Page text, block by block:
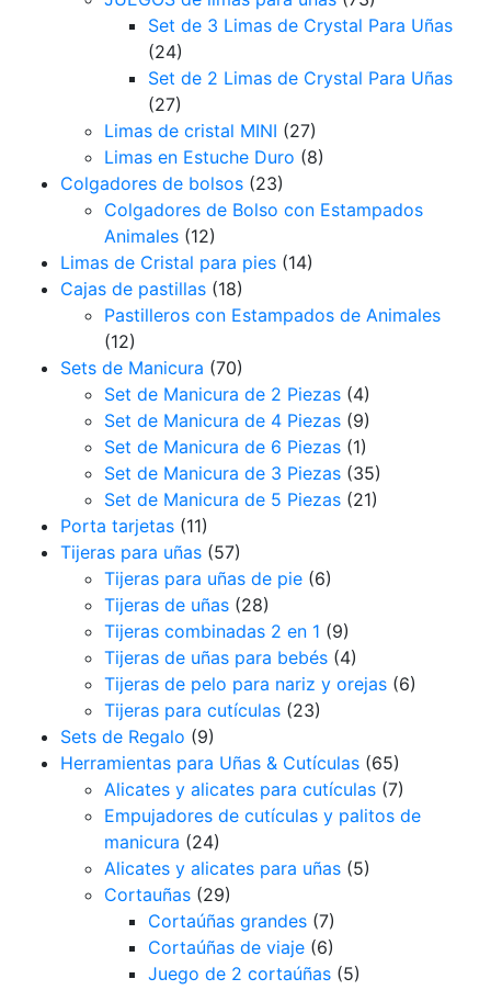
Set de 3 Limas de Crystal Para Uñas
(24)
Set de 2 Limas de Crystal Para Uñas
(27)
Limas de cristal MINI (27)
Limas en Estuche Duro (8)
Colgadores de bolsos (23)
Colgadores de Bolso con Estampados
Animales (12)
Limas de Cristal para pies (14)
Cajas de pastillas (18)
Pastilleros con Estampados de Animales
(12)
Sets de Manicura (70)
Set de Manicura de 2 Piezas (4)
Set de Manicura de 4 Piezas (9)
Set de Manicura de 6 Piezas (1)
Set de Manicura de 3 Piezas (35)
Set de Manicura de 5 Piezas (21)
Porta tarjetas (11)
Tijeras para uñas (57)
Tijeras para uñas de pie (6)
Tijeras de uñas (28)
Tijeras combinadas 2 en 1 (9)
Tijeras de uñas para bebés (4)
Tijeras de pelo para nariz y orejas (6)
Tijeras para cutículas (23)
Sets de Regalo (9)
Herramientas para Uñas & Cutículas (65)
Alicates y alicates para cutículas (7)
Empujadores de cutículas y palitos de
manicura (24)
Alicates y alicates para uñas (5)
Cortauñas (29)
Cortaúñas grandes (7)
Cortaúñas de viaje (6)
Juego de 2 cortaúñas (5)